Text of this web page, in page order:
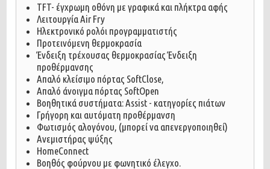
TFT- έγχρωμη οθόνη με γραφικά και πλήκτρα αφής
Λειτουργία Air Fry
Ηλεκτρονικό ρολόι προγραμματιστής
Προτεινόμενη θερμοκρασία
Ένδειξη τρέχουσας θερμοκρασίας Ένδειξη
προθέρμανσης
Απαλό κλείσιμο πόρτας SoftClose,
Απαλό άνοιγμα πόρτας SoftOpen
Βοηθητικά συστήματα: Assist - κατηγορίες πιάτων
Γρήγορη και αυτόματη προθέρμανση
Φωτισμός αλογόνου, (μπορεί να απενεργοποιηθεί)
Ανεμιστήρας ψύξης
HomeConnect
Βοηθός φούρνου με φωνητικό έλεγχο.